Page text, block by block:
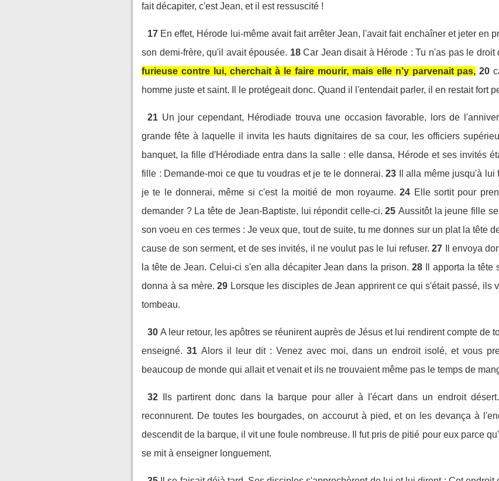
fait décapiter, c'est Jean, et il est ressuscité !
17 En effet, Hérode lui-même avait fait arrêter Jean, l'avait fait enchaîner et jeter en
son demi-frère, qu'il avait épousée. 18 Car Jean disait à Hérode : Tu n'as pas le droit
furieuse contre lui, cherchait à le faire mourir, mais elle n'y parvenait pas, 20
homme juste et saint. Il le protégeait donc. Quand il l'entendait parler, il en restait fort
21 Un jour cependant, Hérodiade trouva une occasion favorable, lors de
grande fête à laquelle il invita les hauts dignitaires de sa cour, les officiers
banquet, la fille d'Hérodiade entra dans la salle : elle dansa, Hérode et ses invités
fille : Demande-moi ce que tu voudras et je te le donnerai. 23
Il alla même jusqu'à
je te le donnerai, même si c'est la moitié de mon royaume. 24 Elle sortit pour
demander ? La tête de Jean-Baptiste, lui répondit celle-ci. 25 Aussitôt la jeune fille
son voeu en ces termes : Je veux que, tout de suite, tu me donnes sur un plat la tête
cause de son serment, et de ses invités, il ne voulut pas le lui refuser. 27
Il envoya
la tête de Jean. Celui-ci s'en alla décapiter Jean dans la prison. 28
Il apporta la
donna à sa mère. 29 Lorsque les disciples de Jean apprirent ce qui s'était passé, ils
tombeau.
30 A leur retour, les apôtres se réunirent auprès de Jésus et lui rendirent compte de
enseigné. 31 Alors il leur dit : Venez avec moi, dans un endroit isolé, et vous
beaucoup de monde qui allait et venait et ils ne trouvaient même pas le temps de
32 Ils partirent donc dans la barque pour aller à l'écart dans un endroit désert.
reconnurent. De toutes les bourgades, on accourut à pied, et on les devança à
descendit de la barque, il vit une foule nombreuse. Il fut pris de pitié pour eux parce
se mit à enseigner longuement.